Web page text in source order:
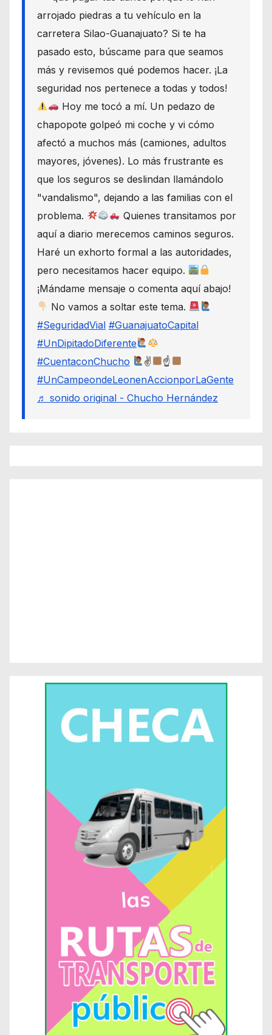
arrojado piedras a tu vehículo en la
carretera Silao-Guanajuato? Si te ha
pasado esto, búscame para que seamos
más y revisemos qué podemos hacer. ¡La
seguridad nos pertenece a todas y todos!
Hoy me tocó a mí. Un pedazo de
chapopote golpeó mi coche y vi cómo
afectó a muchos más (camiones, adultos
mayores, jóvenes). Lo más frustrante es
que los seguros se deslindan llamándolo
"vandalismo", dejando a las familias con el
problema.
Quienes transitamos por
aquí a diario merecemos caminos seguros.
Haré un exhorto formal a las autoridades,
pero necesitamos hacer equipo.
¡Mándame mensaje o comenta aquí abajo!
No vamos a soltar este tema.
#SeguridadVial #GuanajuatoCapital
#UnDipitadoDiferente
#CuentaconChucho
✌
☝
#UnCampeondeLeonenAccionporLaGente
♬ sonido original - Chucho Hernández